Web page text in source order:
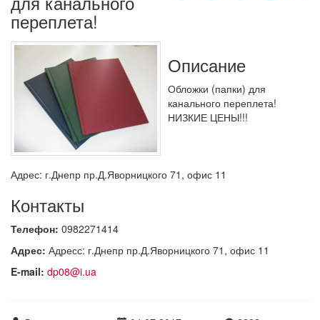
переплета!
Описание
Обложки (папки) для
канального переплета!
НИЗКИЕ ЦЕНЫ!!!
Адрес: г.Днепр пр.Д.Яворницкого 71, офис 11
Контакты
Телефон: 0982271414
Адрес: Адресс: г.Днепр пр.Д.Яворницкого 71, офис 11
E-mail: dp08@i.ua